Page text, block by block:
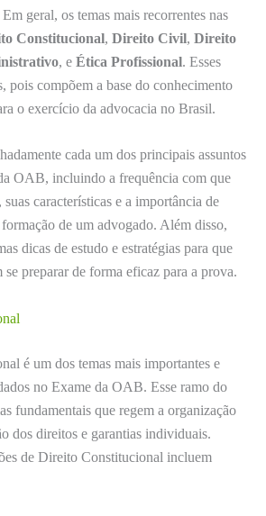
geral, os temas mais recorrentes nas
Constitucional, Direito Civil, Direito
, e Ética Profissional. Esses
pois compõem a base do conhecimento
o exercício da advocacia no Brasil.
cada um dos principais assuntos
OAB, incluindo a frequência com que
suas características e a importância de
de um advogado. Além disso,
dicas de estudo e estratégias para que
se preparar de forma eficaz para a prova.
é um dos temas mais importantes e
no Exame da OAB. Esse ramo do
fundamentais que regem a organização
dos direitos e garantias individuais.
de Direito Constitucional incluem